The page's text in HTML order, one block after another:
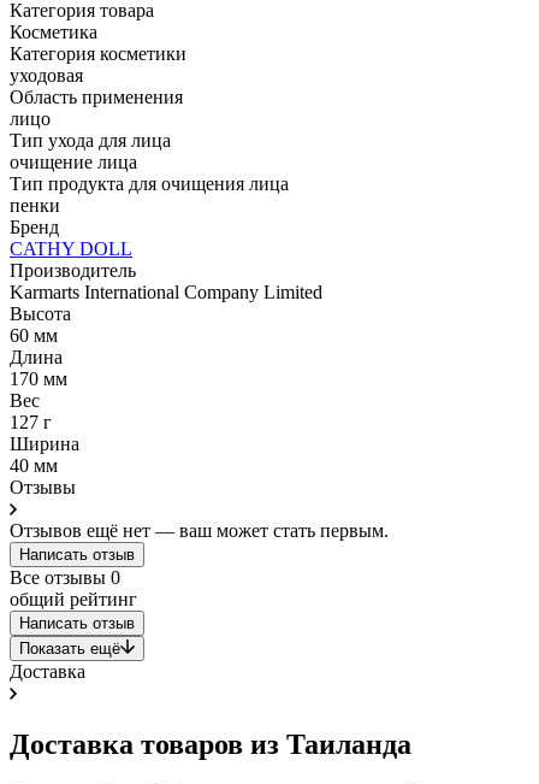
Категория товара
Косметика
Категория косметики
уходовая
Область применения
лицо
Тип ухода для лица
очищение лица
Тип продукта для очищения лица
пенки
Бренд
CATHY DOLL
Производитель
Karmarts International Company Limited
Высота
60 мм
Длина
170 мм
Вес
127 г
Ширина
40 мм
Отзывы
Отзывов ещё нет — ваш может стать первым.
Написать отзыв
Все отзывы 0
общий рейтинг
Написать отзыв
Показать ещё
Доставка
Доставка товаров из Таиланда